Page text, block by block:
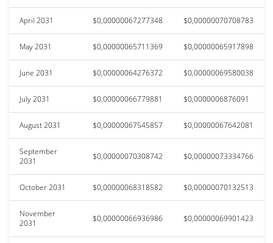
April 2031 $0,00000067277348 $0,00000070708783
May 2031 $0,00000065711369 $0,00000065917898
June 2031 $0,00000064276372 $0,00000069580038
July 2031 $0,00000066779881 $0,0000006876091
August 2031 $0,00000067545857 $0,00000067642081
September
2031
$0,00000070308742 $0,00000073334766
October 2031 $0,00000068318582 $0,00000070132513
November
2031
$0,00000066936986 $0,00000069901423